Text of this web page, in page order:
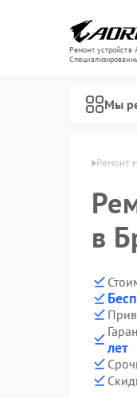
Ремонт устройств
Мы
Ремонт
в
лет